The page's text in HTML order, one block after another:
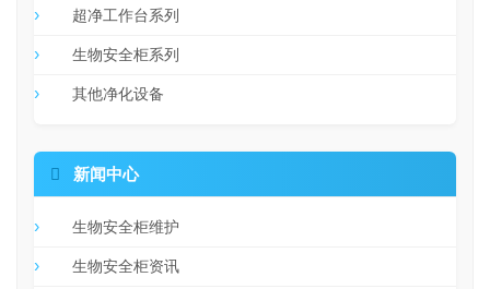
超净工作台系列
生物安全柜系列
其他净化设备
 新闻中心
生物安全柜维护
生物安全柜资讯